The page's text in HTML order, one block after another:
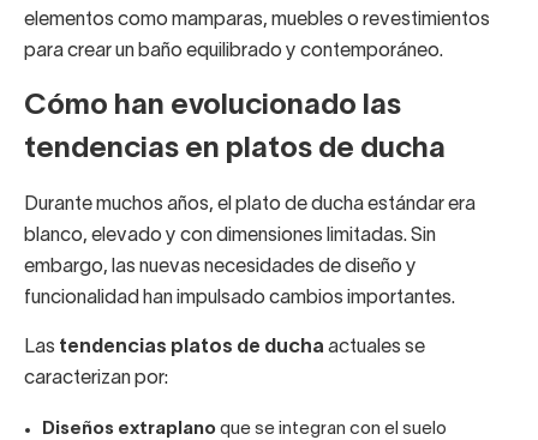
elementos como mamparas, muebles o revestimientos
para crear un baño equilibrado y contemporáneo.
Cómo han evolucionado las
tendencias en platos de ducha
Durante muchos años, el plato de ducha estándar era
blanco, elevado y con dimensiones limitadas. Sin
embargo, las nuevas necesidades de diseño y
funcionalidad han impulsado cambios importantes.
Las tendencias platos de ducha actuales se
caracterizan por:
Diseños extraplano que se integran con el suelo